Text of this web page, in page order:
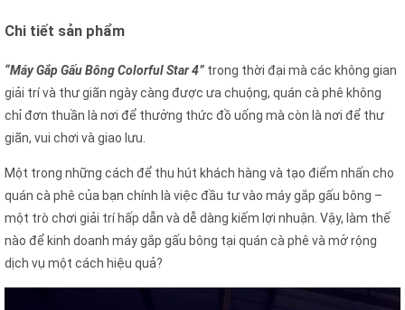
Chi tiết sản phẩm
“Máy Gắp Gấu Bông Colorful Star 4” trong thời đại mà các không gian
giải trí và thư giãn ngày càng được ưa chuộng, quán cà phê không
chỉ đơn thuần là nơi để thưởng thức đồ uống mà còn là nơi để thư
giãn, vui chơi và giao lưu.
Một trong những cách để thu hút khách hàng và tạo điểm nhấn cho
quán cà phê của bạn chính là việc đầu tư vào máy gắp gấu bông –
một trò chơi giải trí hấp dẫn và dễ dàng kiếm lợi nhuận. Vậy, làm thế
nào để kinh doanh máy gắp gấu bông tại quán cà phê và mở rộng
dịch vụ một cách hiệu quả?